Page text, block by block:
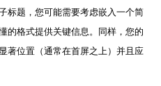
标题，您可能需要考虑嵌入一个简
的格式提供关键信息。同样，您的
著位置（通常在首屏之上）并且应